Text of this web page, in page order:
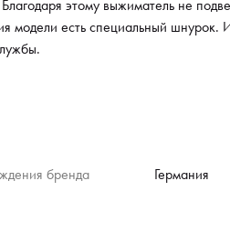
этому выжиматель не
есть специальный шнурок.
бренда Германия